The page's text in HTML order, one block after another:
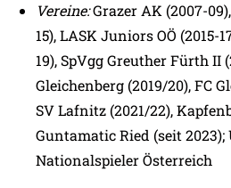
Vereine:Grazer AK (2007-
15), LASK Juniors OÖ (2015-
19), SpVgg Greuther Fürth II
Gleichenberg (2019/20), FC
SV Lafnitz (2021/22),
Guntamatic Ried (seit 2023);
Nationalspieler Österreich